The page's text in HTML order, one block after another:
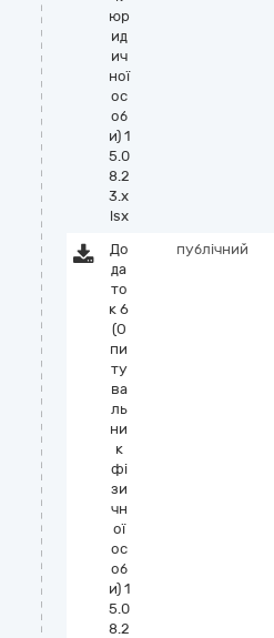
юр
ид
ич
ної
ос
об
и) 1
5.0
8.2
3.x
lsx
До
да
то
к 6
(О
пи
ту
ва
ль
ни
к
фі
зи
чн
ої
ос
об
и) 1
5.0
8.2
публічний